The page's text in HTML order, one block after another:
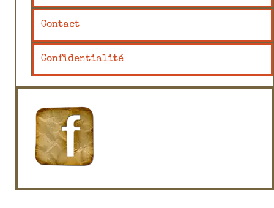
Contact
Confidentialité